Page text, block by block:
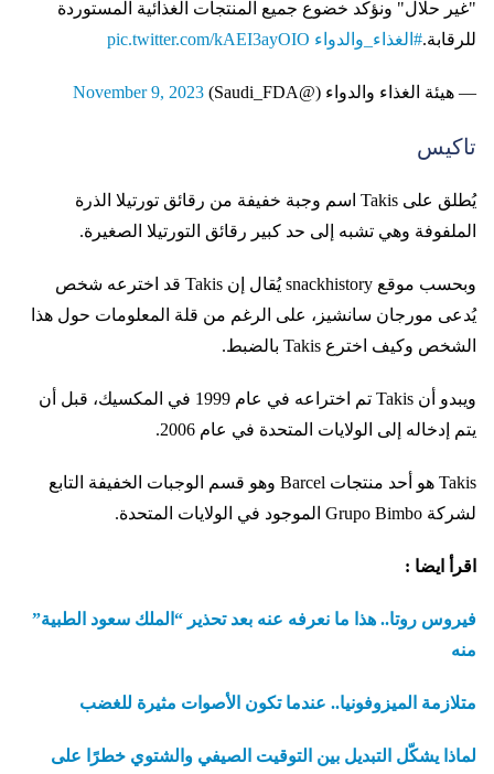
"غير حلال" ونؤكد خضوع جميع المنتجات الغذائية المستوردة
للرقابة.#الغذاء_والدواء pic.twitter.com/kAEI3ayOIO
— هيئة الغذاء والدواء (@Saudi_FDA) November 9, 2023
تاكيس
يُطلق على Takis اسم وجبة خفيفة من رقائق تورتيلا الذرة
الملفوفة وهي تشبه إلى حد كبير رقائق التورتيلا الصغيرة.
وبحسب موقع snackhistory يُقال إن Takis قد اخترعه شخص
يُدعى مورجان سانشيز، على الرغم من قلة المعلومات حول هذا
الشخص وكيف اخترع Takis بالضبط.
ويبدو أن Takis تم اختراعه في عام 1999 في المكسيك، قبل أن
يتم إدخاله إلى الولايات المتحدة في عام 2006.
Takis هو أحد منتجات Barcel وهو قسم الوجبات الخفيفة التابع
لشركة Grupo Bimbo الموجود في الولايات المتحدة.
اقرأ ايضا :
فيروس روتا.. هذا ما نعرفه عنه بعد تحذير “الملك سعود الطبية”
منه
متلازمة الميزوفونيا.. عندما تكون الأصوات مثيرة للغضب
لماذا يشكّل التبديل بين التوقيت الصيفي والشتوي خطرًا على